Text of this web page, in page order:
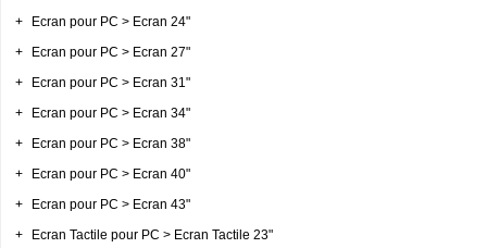
+
Ecran pour PC > Ecran 24"
+
Ecran pour PC > Ecran 27"
+
Ecran pour PC > Ecran 31"
+
Ecran pour PC > Ecran 34"
+
Ecran pour PC > Ecran 38"
+
Ecran pour PC > Ecran 40"
+
Ecran pour PC > Ecran 43"
+
Ecran Tactile pour PC > Ecran Tactile 23"